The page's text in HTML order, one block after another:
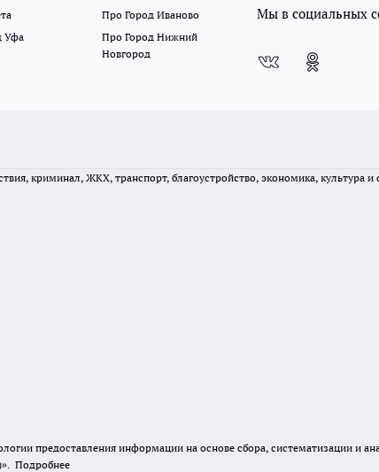
Про Город Иваново
Уфа
Про Город Нижний
Новгород
Мы в социальных
криминал, ЖКХ, транспорт, благоустройство, экономика, культура
предоставления информации на основе сбора, систематизации и
Подробнее